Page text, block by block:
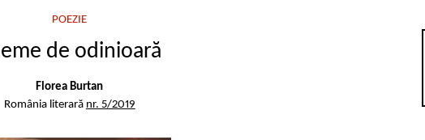
POEZIE
de odinioară
Florea Burtan
România literară nr. 5/2019